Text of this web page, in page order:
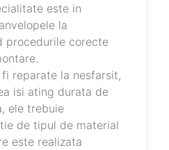
este in
la
procedurile corecte
reparate la nesfarsit,
isi ating durata de
ele trebuie
de tipul de material
este realizata